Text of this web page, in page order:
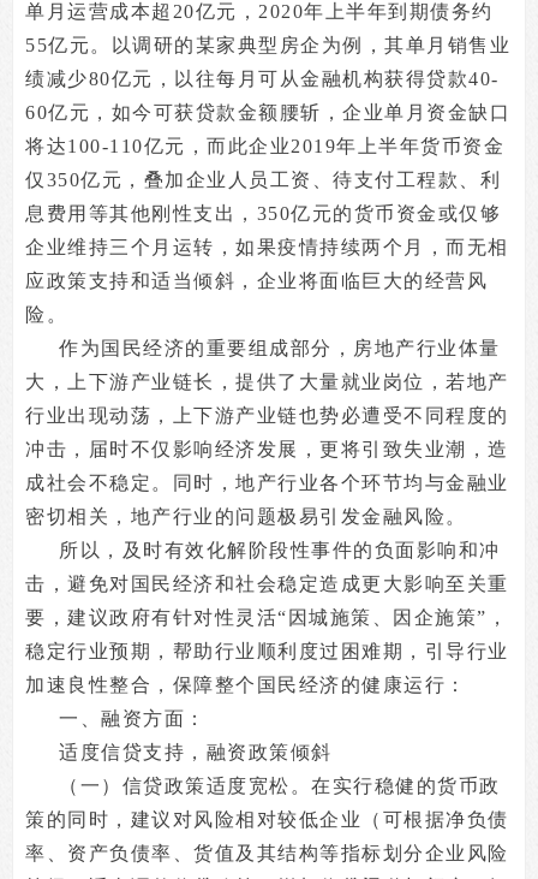
单月运营成本超20亿元，2020年上半年到期债务约
55亿元。以调研的某家典型房企为例，其单月销售业
绩减少80亿元，以往每月可从金融机构获得贷款40-
60亿元，如今可获贷款金额腰斩，企业单月资金缺口
将达100-110亿元，而此企业2019年上半年货币资金
仅350亿元，叠加企业人员工资、待支付工程款、利
息费用等其他刚性支出，350亿元的货币资金或仅够
企业维持三个月运转，如果疫情持续两个月，而无相
应政策支持和适当倾斜，企业将面临巨大的经营风
险。
作为国民经济的重要组成部分，房地产行业体量
大，上下游产业链长，提供了大量就业岗位，若地产
行业出现动荡，上下游产业链也势必遭受不同程度的
冲击，届时不仅影响经济发展，更将引致失业潮，造
成社会不稳定。同时，地产行业各个环节均与金融业
密切相关，地产行业的问题极易引发金融风险。
所以，及时有效化解阶段性事件的负面影响和冲
击，避免对国民经济和社会稳定造成更大影响至关重
要，建议政府有针对性灵活“因城施策、因企施策”，
稳定行业预期，帮助行业顺利度过困难期，引导行业
加速良性整合，保障整个国民经济的健康运行：
一、融资方面：
适度信贷支持，融资政策倾斜
（一）信贷政策适度宽松。在实行稳健的货币政
策的同时，建议对风险相对较低企业（可根据净负债
率、资产负债率、货值及其结构等指标划分企业风险